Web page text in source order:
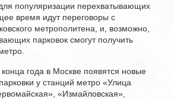
популяризации перехватывающих
время идут переговоры с
метрополитена, и, возможно,
парковок смогут получить
года в Москве появятся новые
у станций метро «Улица
«Измайловская»,